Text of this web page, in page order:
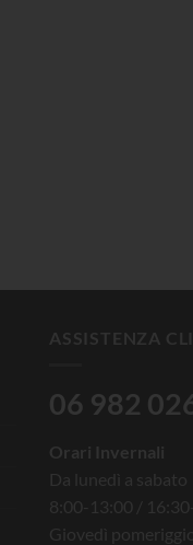
ASSISTENZA
06 982
Orari Invernali
Da lunedì a sabato
8:00-13:00 /
Giovedì